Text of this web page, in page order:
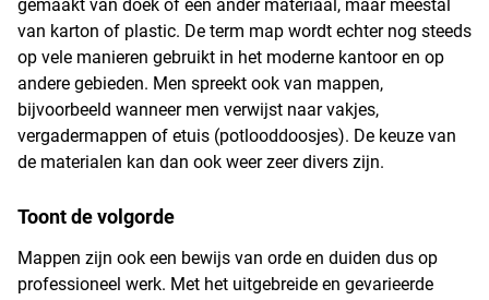
gemaakt van doek of een ander materiaal, maar meestal
van karton of plastic. De term map wordt echter nog steeds
op vele manieren gebruikt in het moderne kantoor en op
andere gebieden. Men spreekt ook van mappen,
bijvoorbeeld wanneer men verwijst naar vakjes,
vergadermappen of etuis (potlooddoosjes). De keuze van
de materialen kan dan ook weer zeer divers zijn.
Toont de volgorde
Mappen zijn ook een bewijs van orde en duiden dus op
professioneel werk. Met het uitgebreide en gevarieerde